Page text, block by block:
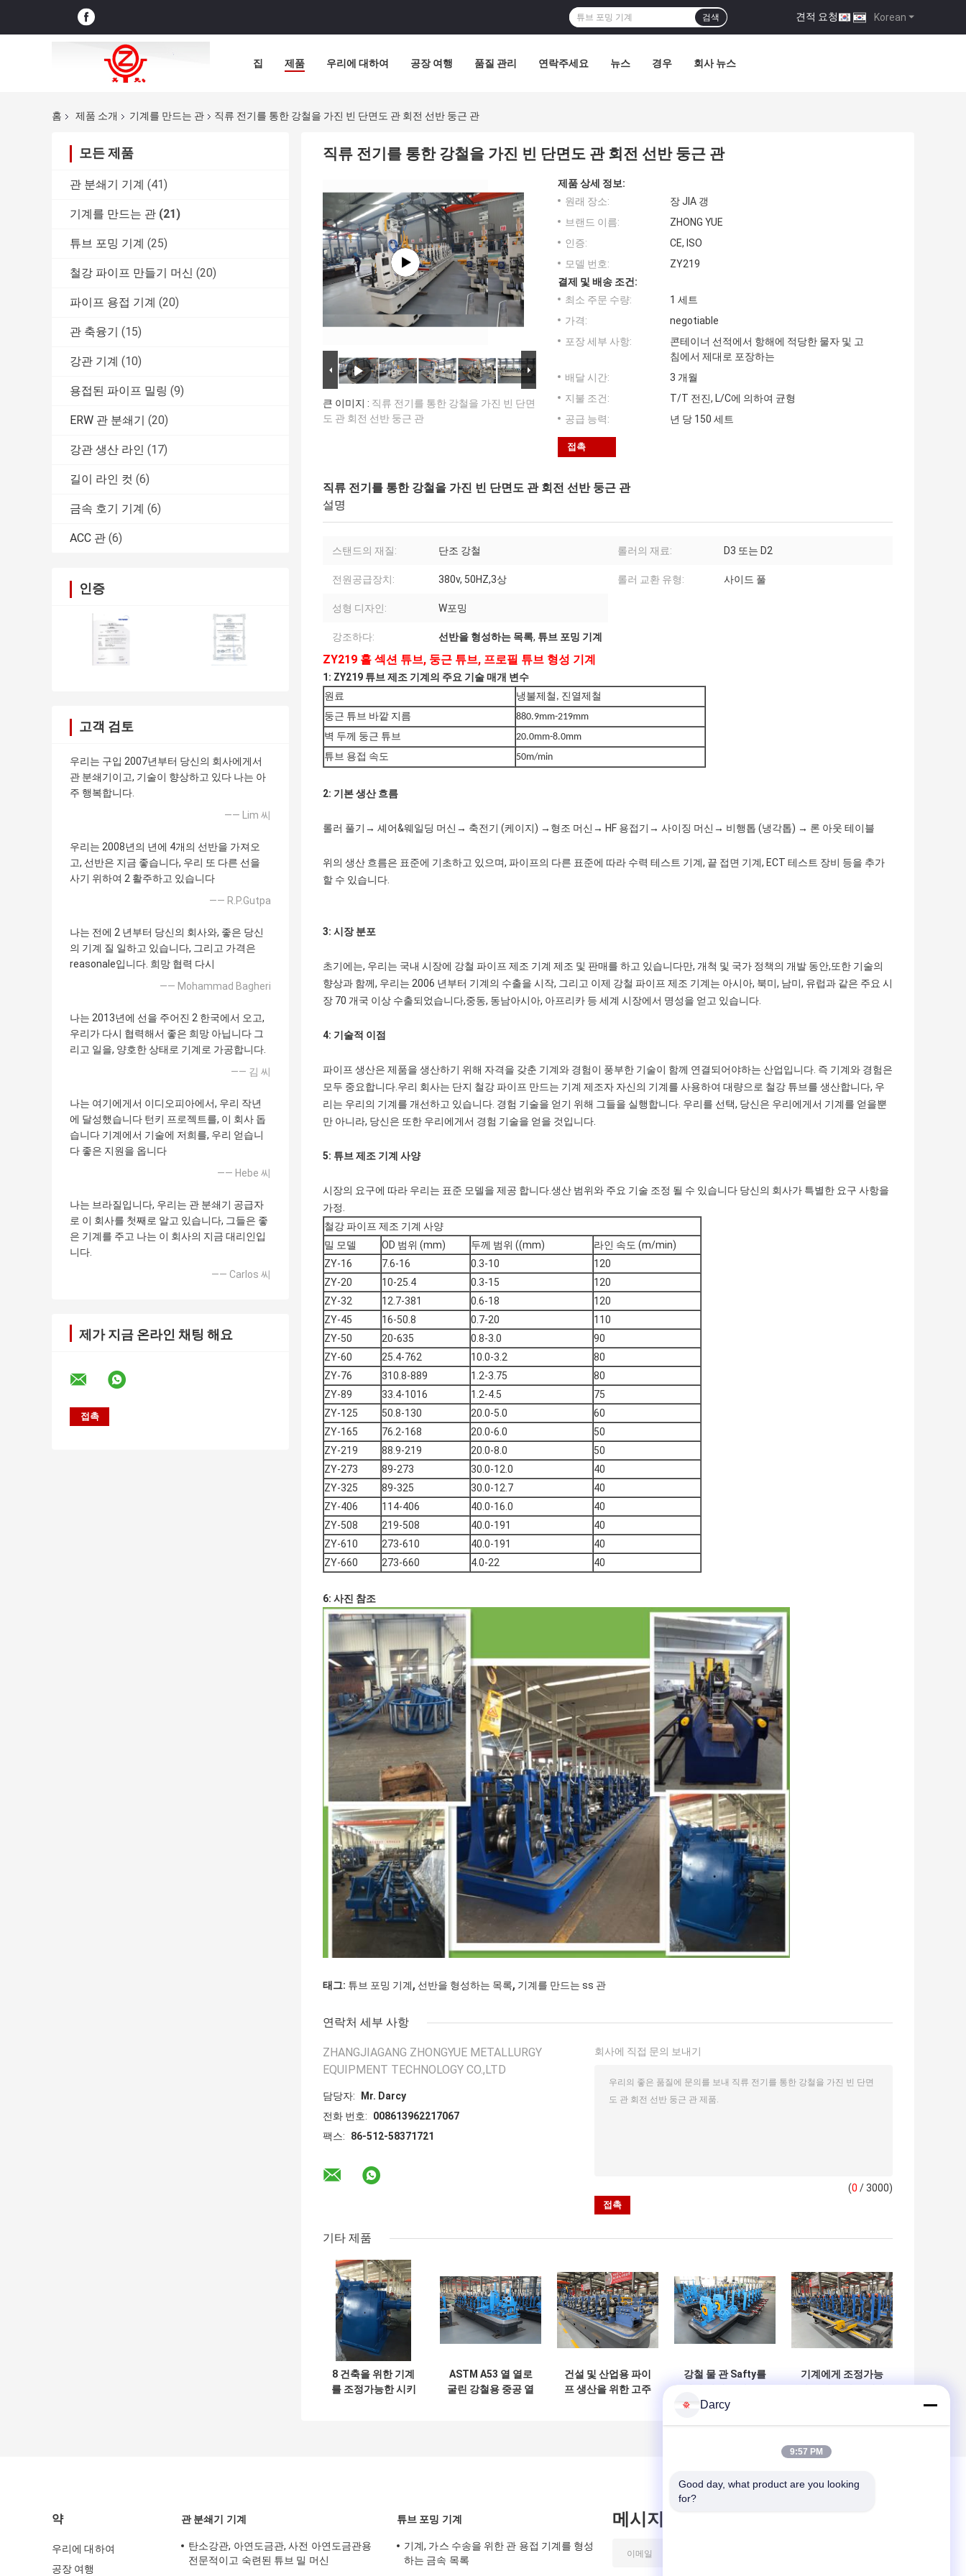
Korean
견적 요청 |
검색
집 제품 우리에 대하여 공장 여행 품질 관리 연락주세요 뉴스 경우 회사 뉴스
홈 제품 소개 기계를 만드는 관 직류 전기를 통한 강철을 가진 빈 단면도 관 회전 선반 둥근 관
모든 제품
관 분쇄기 기계 (41)
기계를 만드는 관 (21)
튜브 포밍 기계 (25)
철강 파이프 만들기 머신 (20)
파이프 용접 기계 (20)
관 축융기 (15)
강관 기계 (10)
용접된 파이프 밀링 (9)
ERW 관 분쇄기 (20)
강관 생산 라인 (17)
길이 라인 컷 (6)
금속 호기 기계 (6)
ACC 관 (6)
인증
고객 검토
우리는 구입 2007년부터 당신의 회사에게서
관 분쇄기이고, 기술이 향상하고 있다 나는 아
주 행복합니다.
—— Lim 씨
우리는 2008년의 년에 4개의 선반을 가져오
고, 선반은 지금 좋습니다, 우리 또 다른 선을
사기 위하여 2 활주하고 있습니다
—— R.P.Gutpa
나는 전에 2 년부터 당신의 회사와, 좋은 당신
의 기계 질 일하고 있습니다, 그리고 가격은
reasonale입니다. 희망 협력 다시
—— Mohammad Bagheri
나는 2013년에 선을 주어진 2 한국에서 오고,
우리가 다시 협력해서 좋은 희망 아닙니다 그
리고 일을, 양호한 상태로 기계로 가공합니다.
—— 김 씨
나는 여기에게서 이디오피아에서, 우리 작년
에 달성했습니다 턴키 프로젝트를, 이 회사 돕
습니다 기계에서 기술에 저희를, 우리 얻습니
다 좋은 지원을 옵니다
—— Hebe 씨
나는 브라질입니다, 우리는 관 분쇄기 공급자
로 이 회사를 첫째로 알고 있습니다, 그들은 좋
은 기계를 주고 나는 이 회사의 지금 대리인입
니다.
—— Carlos 씨
제가 지금 온라인 채팅 해요
직류 전기를 통한 강철을 가진 빈 단면도 관 회전 선반 둥근 관
큰 이미지 : 직류 전기를 통한 강철을 가진 빈 단면
도 관 회전 선반 둥근 관
제품 상세 정보:
원래 장소:
장 JIA 갱
브랜드 이름:
ZHONG YUE
인증:
CE, ISO
모델 번호:
ZY219
결제 및 배송 조건:
최소 주문 수량:
1 세트
가격:
negotiable
포장 세부 사항:
콘테이너 선적에서 항해에 적당한 물자 및 고
침에서 제대로 포장하는
배달 시간:
3 개월
지불 조건:
T/T 전진, L/C에 의하여 균형
공급 능력:
년 당 150 세트
접촉
직류 전기를 통한 강철을 가진 빈 단면도 관 회전 선반 둥근 관
설명
스탠드의 재질: 단조 강철 롤러의 재료: D3 또는 D2
전원공급장치: 380v, 50HZ,3상 롤러 교환 유형: 사이드 풀
성형 디자인: W포밍
강조하다: 선반을 형성하는 목록, 튜브 포밍 기계
ZY219 홀 섹션 튜브, 둥근 튜브, 프로필 튜브 형성 기계
1: ZY219 튜브 제조 기계의 주요 기술 매개 변수
원료
냉불제철, 진열제철
둥근 튜브 바깥 지름
880.9mm-219mm
벽 두께 둥근 튜브
20.0mm-8.0mm
튜브 용접 속도
50m/min
2: 기본 생산 흐름
롤러 풀기→ 셰어&웨일딩 머신→ 축전기 (케이지) →형조 머신→ HF 용접기→ 사이징 머신→ 비행톱 (냉각톱) → 론 아웃 테이블
위의 생산 흐름은 표준에 기초하고 있으며, 파이프의 다른 표준에 따라 수력 테스트 기계, 끝 접면 기계, ECT 테스트 장비 등을 추가
할 수 있습니다.
3: 시장 분포
초기에는, 우리는 국내 시장에 강철 파이프 제조 기계 제조 및 판매를 하고 있습니다만, 개척 및 국가 정책의 개발 동안,또한 기술의
향상과 함께, 우리는 2006 년부터 기계의 수출을 시작, 그리고 이제 강철 파이프 제조 기계는 아시아, 북미, 남미, 유럽과 같은 주요 시
장 70 개국 이상 수출되었습니다,중동, 동남아시아, 아프리카 등 세계 시장에서 명성을 얻고 있습니다.
4: 기술적 이점
파이프 생산은 제품을 생산하기 위해 자격을 갖춘 기계와 경험이 풍부한 기술이 함께 연결되어야하는 산업입니다. 즉 기계와 경험은
모두 중요합니다.우리 회사는 단지 철강 파이프 만드는 기계 제조자 자신의 기계를 사용하여 대량으로 철강 튜브를 생산합니다, 우
리는 우리의 기계를 개선하고 있습니다. 경험 기술을 얻기 위해 그들을 실행합니다. 우리를 선택, 당신은 우리에게서 기계를 얻을뿐
만 아니라, 당신은 또한 우리에게서 경험 기술을 얻을 것입니다.
5: 튜브 제조 기계 사양
시장의 요구에 따라 우리는 표준 모델을 제공 합니다.생산 범위와 주요 기술 조정 될 수 있습니다 당신의 회사가 특별한 요구 사항을
가정.
철강 파이프 제조 기계 사양
밀 모델
OD 범위 (mm) 두께 범위 ((mm)
라인 속도 (m/min)
ZY-16
7.6-16 0.3-10
120
ZY-20
10-25.4 0.3-15
120
ZY-32
12.7-381 0.6-18
120
ZY-45
16-50.8 0.7-20
110
ZY-50
20-635 0.8-3.0
90
ZY-60
25.4-762 10.0-3.2
80
ZY-76
310.8-889 1.2-3.75
80
ZY-89
33.4-1016 1.2-4.5
75
ZY-125
50.8-130 20.0-5.0
60
ZY-165
76.2-168 20.0-6.0
50
ZY-219
88.9-219 20.0-8.0
50
ZY-273
89-273 30.0-12.0
40
ZY-325
89-325 30.0-12.7
40
ZY-406
114-406 40.0-16.0
40
ZY-508
219-508 40.0-191
40
ZY-610
273-610 40.0-191
40
ZY-660
273-660 4.0-22 40
6: 사진 참조
태그: 튜브 포밍 기계, 선반을 형성하는 목록, 기계를 만드는 ss 관
연락처 세부 사항
ZHANGJIAGANG ZHONGYUE METALLURGY
EQUIPMENT TECHNOLOGY CO.,LTD
담당자:
Mr. Darcy
전화 번호:
008613962217067
팩스:
86-512-58371721
회사에 직접 문의 보내기
(0 / 3000)
기타 제품
8 건축을 위한 기계
를 조정가능한 시키
ASTM A53 열 열로
굴린 강철용 중공 열
건설 및 산업용 파이
프 생산을 위한 고주
강철 물 관 Safty를
최고 상승 자동 관
기계에게 조정가능
약
우리에 대하여
공장 여행
관 분쇄기 기계
탄소강관, 아연도금관, 사전 아연도금관용
전문적이고 숙련된 튜브 밀 머신
튜브 포밍 기계
기계, 가스 수송을 위한 관 용접 기계를 형성
하는 금속 목록
메시지를 남겨주세요
Darcy
9:57 PM
Good day, what product are you looking
for?